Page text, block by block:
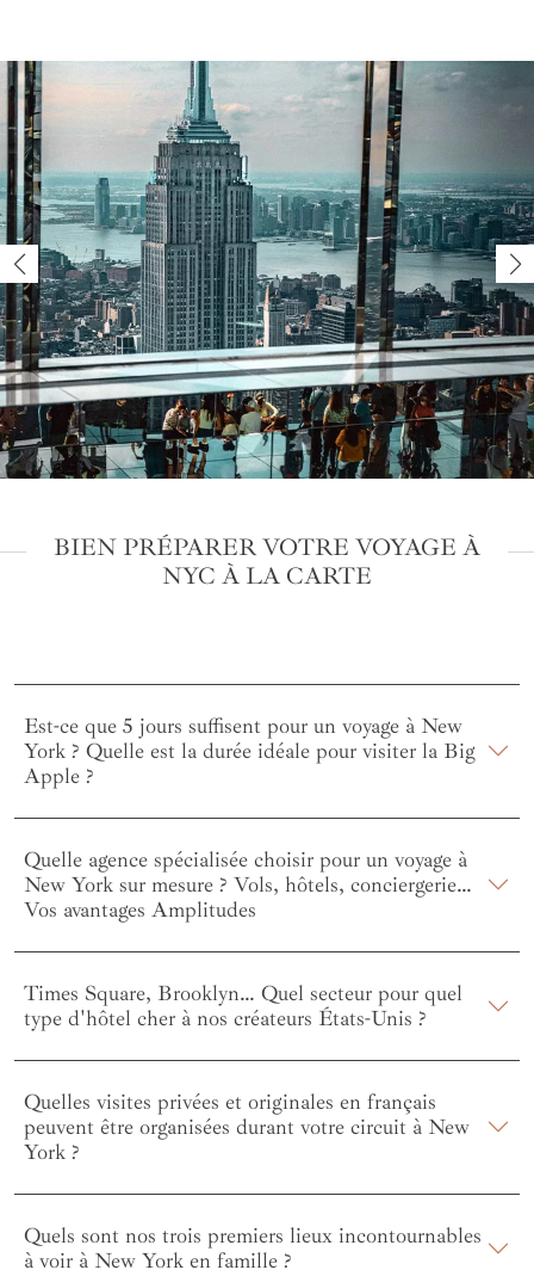
BIEN PRÉPARER VOTRE VOYAGE À
NYC À LA CARTE
Est-ce que 5 jours suffisent pour un voyage à New
York ? Quelle est la durée idéale pour visiter la Big
Apple ?
Quelle agence spécialisée choisir pour un voyage à
New York sur mesure ? Vols, hôtels, conciergerie…
Vos avantages Amplitudes
Times Square, Brooklyn… Quel secteur pour quel
type d'hôtel cher à nos créateurs États-Unis ?
Quelles visites privées et originales en français
peuvent être organisées durant votre circuit à New
York ?
Quels sont nos trois premiers lieux incontournables
à voir à New York en famille ?